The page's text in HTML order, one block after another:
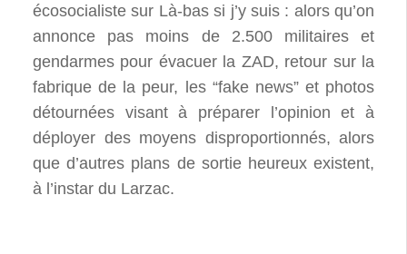
écosocialiste sur Là-bas si j’y suis : alors qu’on
annonce pas moins de 2.500 militaires et
gendarmes pour évacuer la ZAD, retour sur la
fabrique de la peur, les “fake news” et photos
détournées visant à préparer l’opinion et à
déployer des moyens disproportionnés, alors
que d’autres plans de sortie heureux existent,
à l’instar du Larzac.